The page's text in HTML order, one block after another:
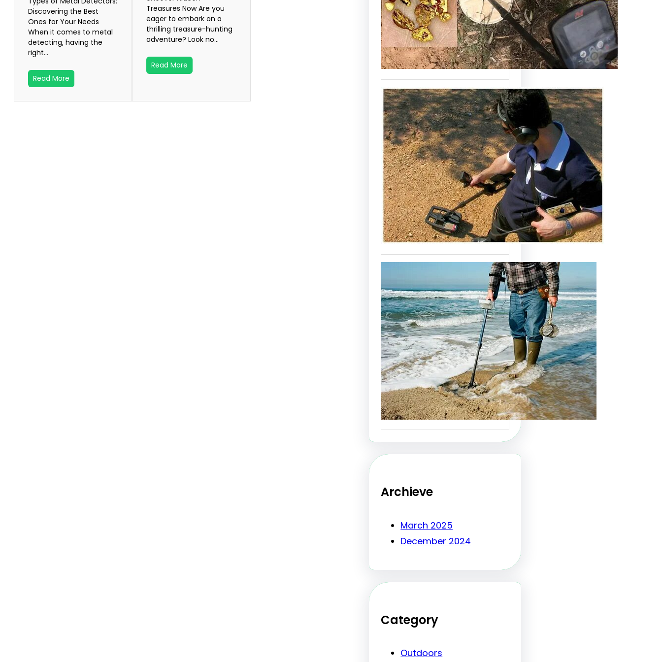
Discovering the Best
Ones for Your Needs
When it comes to metal
detecting, having the
right…
Read More
Treasures Now Are you
eager to embark on a
thrilling treasure-hunting
adventure? Look no…
Read More
مكونات جهاز كشف المعادن:
الأجزاء الرئيسية ووظائفها
يعتبر جهاز كشف…
كيفية صنع جهاز كشف
المعادن بطرق بسيطة
وفعالة
كيفية صنع جهاز كشف
المعادن في العصر الحديث،
أصبحت تقنية…
كيفية صنع جهاز كشف
الذهب بطريقة بسيطة
وفعالة
في بداية المقدمة سنتحدث
عن كيفية صنع جهاز كشف
الذهب…
Archieve
March 2025
December 2024
Category
Outdoors